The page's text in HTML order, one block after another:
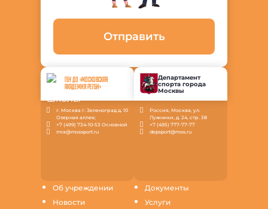
Об учреждении
Новости
Документы
Услуги
Отправить
ГБУ ДО «МОСКОВСКАЯ
АКАДЕМИЯ РЕГБИ»
г. Москва г. Зеленоград д. 10
Озерная аллея;
+7 (499) 734-10-53 Основной
mra@mossport.ru
Департамент
спорта города
Москвы
Россия, Москва, ул.
Лужники, д. 24, стр. 38
+7 (495) 777-77-77
depsport@mos.ru